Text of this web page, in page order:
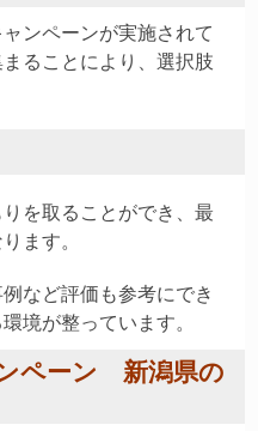
ンペーンが実施されて
ることにより、選択肢
を取ることができ、最
ます。
など評価も参考にでき
境が整っています。
ペーン 新潟県の